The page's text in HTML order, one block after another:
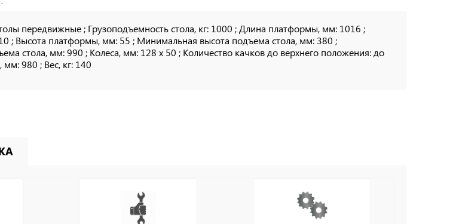
передвижные ; Грузоподъемность стола, кг: 1000 ; Длина платформы, мм: 1016 ;
; Высота платформы, мм: 55 ; Минимальная высота подъема стола, мм: 380 ;
стола, мм: 990 ; Колеса, мм: 128 х 50 ; Количество качков до верхнего положения: до
980 ; Вес, кг: 140